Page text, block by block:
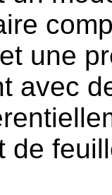
une
avec
de